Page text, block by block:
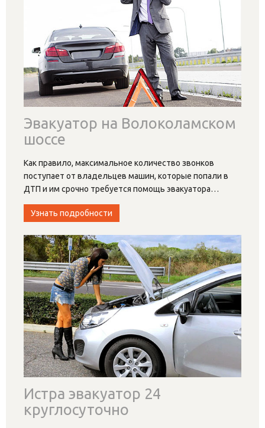
Эвакуатор на Волоколамском
шоссе
Как правило, максимальное количество звонков
поступает от владельцев машин, которые попали в
ДТП и им срочно требуется помощь эвакуатора…
Узнать подробности
Истра эвакуатор 24
круглосуточно